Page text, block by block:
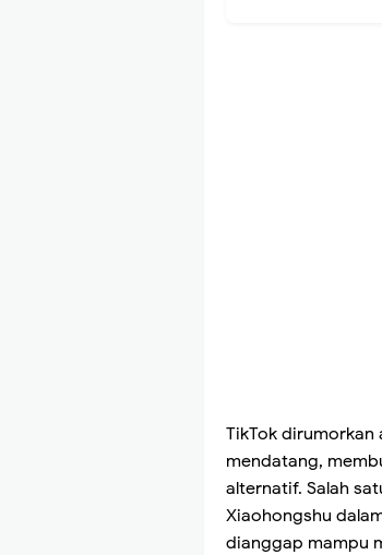
TikTok dirumorkan
mendatang,
alternatif. Salah
Xiaohongshu
dianggap mampu